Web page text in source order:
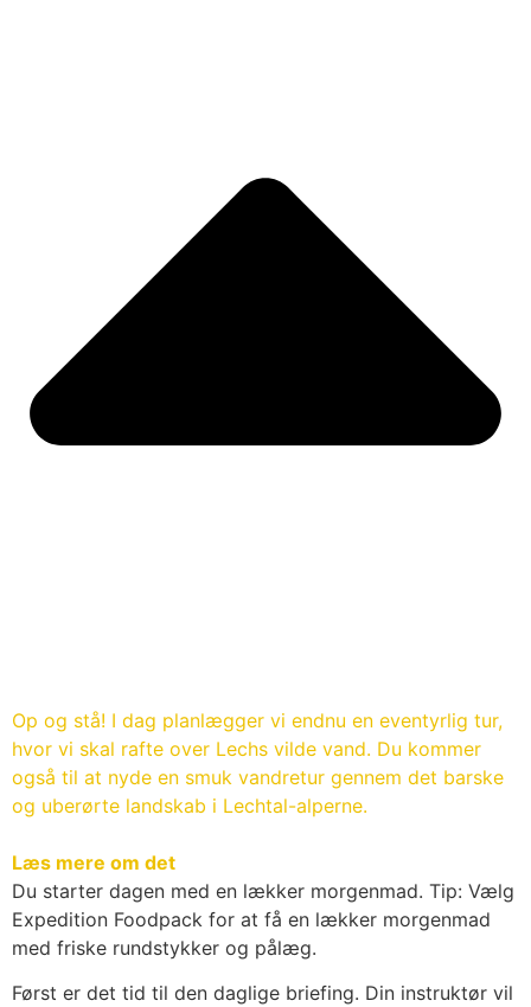
Op og stå! I dag planlægger vi endnu en eventyrlig tur,
hvor vi skal rafte over Lechs vilde vand. Du kommer
også til at nyde en smuk vandretur gennem det barske
og uberørte landskab i Lechtal-alperne.
Læs mere om det
Du starter dagen med en lækker morgenmad. Tip: Vælg
Expedition Foodpack for at få en lækker morgenmad
med friske rundstykker og pålæg.
Først er det tid til den daglige briefing. Din instruktør vil